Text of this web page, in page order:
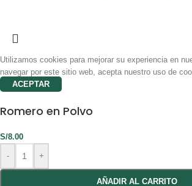
Utilizamos cookies para mejorar su experiencia en
navegar por este sitio web, acepta nuestro uso de
ACEPTAR
Romero en Polvo
S/8.00
- +
AÑADIR AL CARRITO